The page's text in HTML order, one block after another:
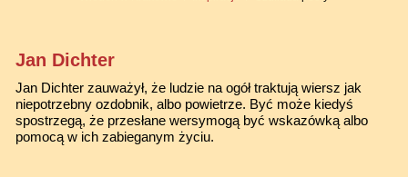
Jan Dichter
Jan Dichter zauważył, że ludzie na ogół traktują wiersz jak
niepotrzebny ozdobnik, albo powietrze. Być może kiedyś
spostrzegą, że przesłane wersymogą być wskazówką albo
pomocą w ich zabieganym życiu.